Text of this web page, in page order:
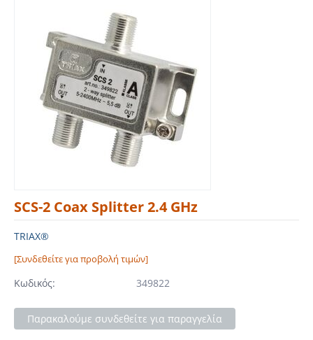
SCS-2 Coax Splitter 2.4 GHz
TRIAX®
[Συνδεθείτε για προβολή τιμών]
Κωδικός: 349822
Παρακαλούμε συνδεθείτε για παραγγελία